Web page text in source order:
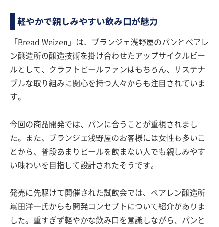
軽やかで親しみやすい飲み口が魅力
「Bread Weizen」は、ブランジェ浅野屋のパンとベアレ
ン醸造所の醸造技術を掛け合わせたアップサイクルビー
ルとして、クラフトビールファンはもちろん、サステナ
ブルな取り組みに関心を持つ人々からも注目されていま
す。
今回の商品開発では、パンに合うことが重視されまし
た。また、ブランジェ浅野屋のお客様には女性も多いこ
とから、普段あまりビールを飲まない人でも親しみやす
い味わいを目指して設計されたそうです。
発売に先駆けて開催された試飲会では、ベアレン醸造所
嶌田洋一氏からも開発コンセプトについて紹介がありま
した。重すぎず軽やかな飲み口を意識しながら、パンと